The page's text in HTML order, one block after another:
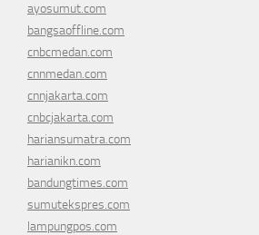
ayosumut.com
bangsaoffline.com
cnbcmedan.com
cnnmedan.com
cnnjakarta.com
cnbcjakarta.com
hariansumatra.com
harianikn.com
bandungtimes.com
sumutekspres.com
lampungpos.com